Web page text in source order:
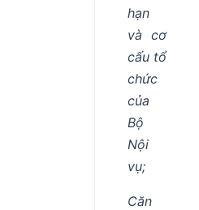
hạn
và cơ
cấu tổ
chức
của
Bộ
Nội
vụ;
Căn